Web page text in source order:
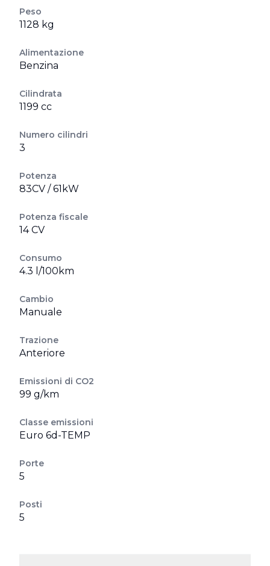
Peso
1128 kg
Alimentazione
Benzina
Cilindrata
1199 cc
Numero cilindri
3
Potenza
83CV / 61kW
Potenza fiscale
14 CV
Consumo
4.3 l/100km
Cambio
Manuale
Trazione
Anteriore
Emissioni di CO2
99 g/km
Classe emissioni
Euro 6d-TEMP
Porte
5
Posti
5